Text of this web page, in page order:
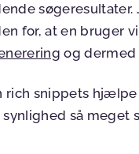
søgeresultater.
for, at en bruger
og dermed
rich snippets
så meget